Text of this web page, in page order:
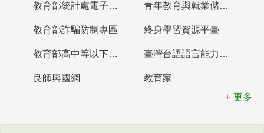
教育部統計處電子書櫃 青年教育與就業儲蓄帳戶
教育部詐騙防制專區 終身學習資源平臺
教育部高中等以下學校及幼兒園教師資格檢定考試 臺灣台語語言能力認證網站
良師興國網
教育家
更多